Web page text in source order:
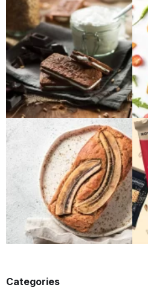
Categories